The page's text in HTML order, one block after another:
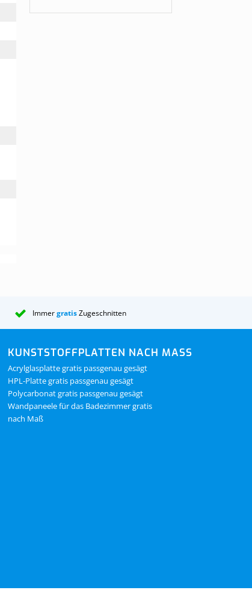
ImmergratisZugeschnitten
KUNSTSTOFFPLATTEN NACH MASS
Acrylglasplatte gratis passgenau gesägt
HPL-Platte gratis passgenau gesägt
Polycarbonat gratis passgenau gesägt
Wandpaneele für das Badezimmer gratis
nach Maß